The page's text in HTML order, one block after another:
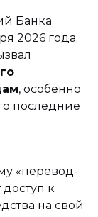
Банка
2026 года.
, особенно
последние
«перевод-
к
на свой